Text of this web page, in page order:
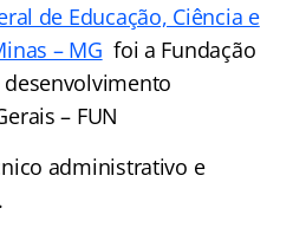
de Educação, Ciência e
– MG foi a Fundação
– FUN
administrativo e